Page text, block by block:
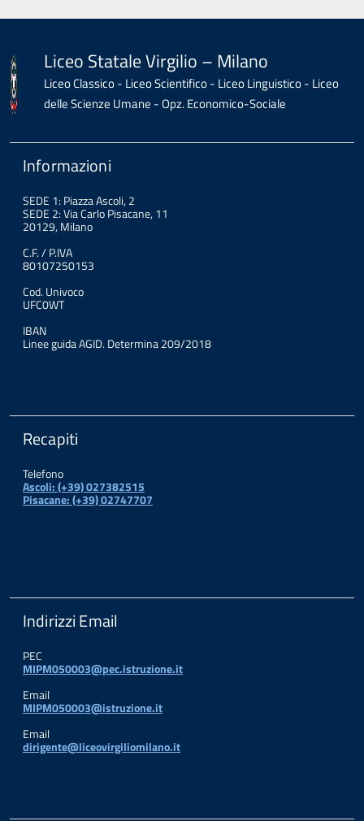
Liceo Statale Virgilio – Milano
Liceo Classico - Liceo Scientifico - Liceo Linguistico - Liceo
delle Scienze Umane - Opz. Economico-Sociale
Informazioni
SEDE 1: Piazza Ascoli, 2
SEDE 2: Via Carlo Pisacane, 11
20129, Milano
C.F. / P.IVA
80107250153
Cod. Univoco
UFC0WT
IBAN
Linee guida AGID. Determina 209/2018
Recapiti
Telefono
Ascoli: (+39) 027382515
Pisacane: (+39) 02747707
Indirizzi Email
PEC
MIPM050003@pec.istruzione.it
Email
MIPM050003@istruzione.it
Email
dirigente@liceovirgiliomilano.it